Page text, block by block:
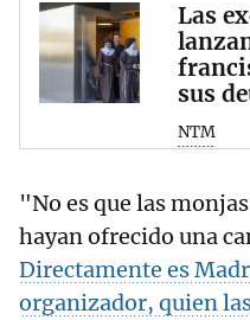
Las
sus
NTM
"No es que las
hayan ofrecido una
Directamente es
organizador, quien